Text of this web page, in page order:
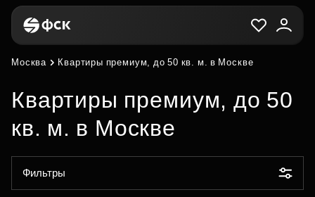
Москва Квартиры премиум, до 50 кв. м. в Москве
Квартиры премиум, до 50
кв. м. в Москве
Фильтры